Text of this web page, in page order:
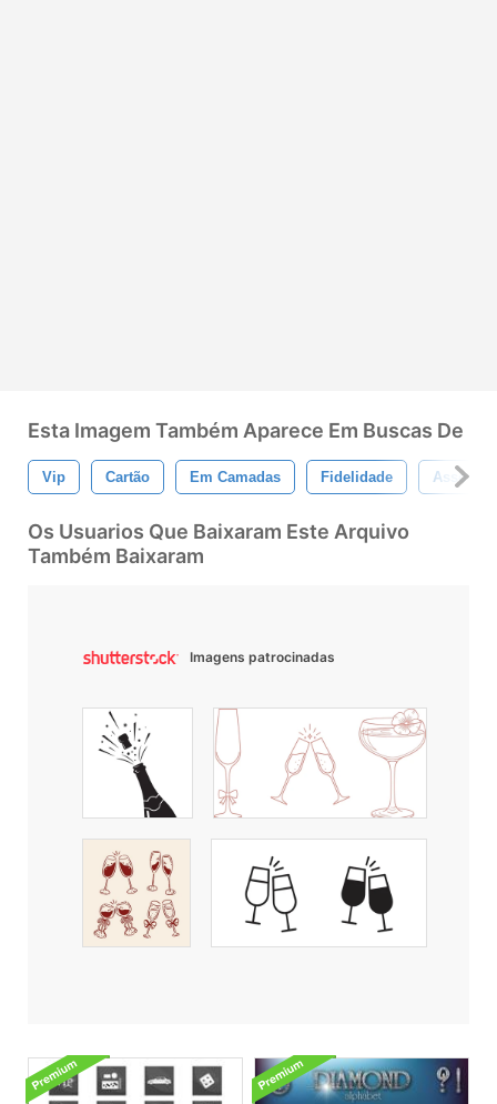
Esta Imagem Também Aparece Em Buscas De
Vip Cartão Em Camadas Fidelidade
Os Usuarios Que Baixaram Este Arquivo
Também Baixaram
Imagens patrocinadas